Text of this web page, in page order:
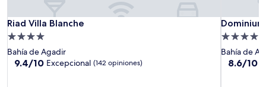
Riad Villa Blanche
Riad Villa Blanche
Propiedad
de
4.0
Bahía de Agadir
9.4
9.4/10 Excepcional (142 opiniones)
Propiedad
de
4.0
Bahía de
8.6
8.6/10